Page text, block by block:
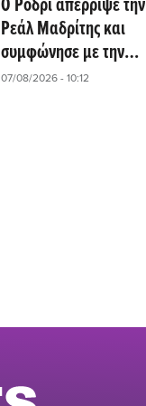
Ο Ρόδρι απέρριψε την
Ρεάλ Μαδρίτης και
συμφώνησε με την
Μπαρτσελόνα
07/08/2026 - 10:12